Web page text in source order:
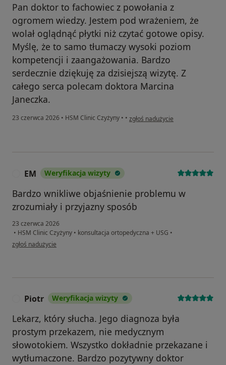
Pan doktor to fachowiec z powołania z
ogromem wiedzy. Jestem pod wrażeniem, że
wolał oglądnąć płytki niż czytać gotowe opisy.
Myślę, że to samo tłumaczy wysoki poziom
kompetencji i zaangażowania. Bardzo
serdecznie dziękuję za dzisiejszą wizytę. Z
całego serca polecam doktora Marcina
Janeczka.
23 czerwca 2026 • HSM Clinic Czyżyny • • w opinii użytkownika Urszula
zgłoś nadużycie
EM Weryfikacja wizyty
Bardzo wnikliwe objaśnienie problemu w
zrozumiały i przyjazny sposób
23 czerwca 2026
• HSM Clinic Czyżyny • konsultacja ortopedyczna + USG •
w opinii użytkownika EM
zgłoś nadużycie
Piotr Weryfikacja wizyty
Lekarz, który słucha. Jego diagnoza była
prostym przekazem, nie medycznym
słowotokiem. Wszystko dokładnie przekazane i
wytłumaczone. Bardzo pozytywny doktor